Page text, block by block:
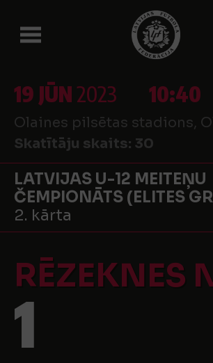
19 JŪN2023 10:40
Olaines pilsētas stadions,
Skatītāju skaits: 30
LATVIJAS U-12 MEITEŅU
ČEMPIONĀTS (ELITES
2. kārta
RĒZEKNES
1